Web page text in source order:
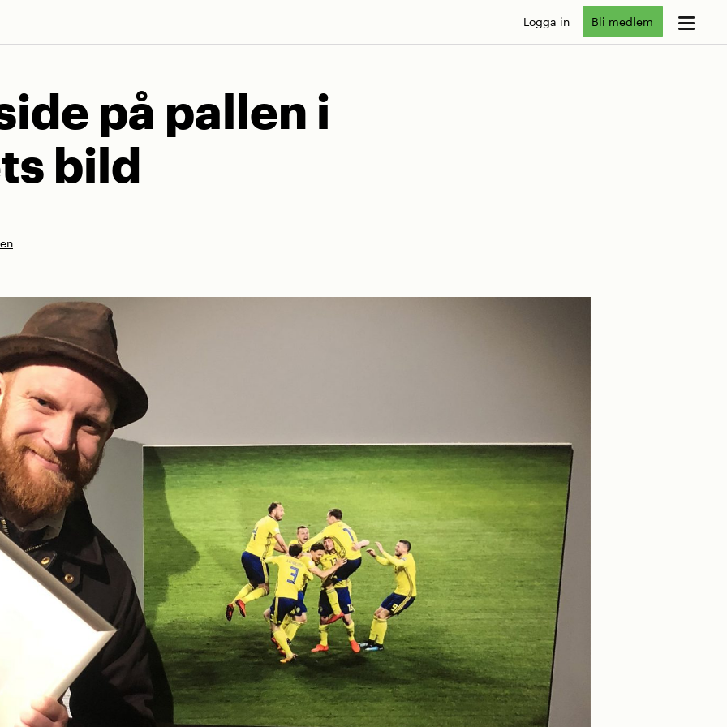
Logga in Bli medlem
på pallen i
bild